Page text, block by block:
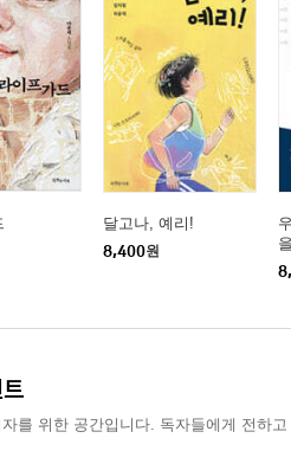
달고나, 예리!
8,400원
를 위한 공간입니다. 독자들에게 전하